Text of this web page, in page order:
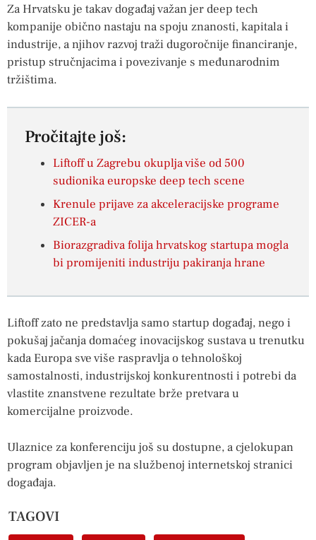
Za Hrvatsku je takav događaj važan jer deep tech
kompanije obično nastaju na spoju znanosti, kapitala i
industrije, a njihov razvoj traži dugoročnije financiranje,
pristup stručnjacima i povezivanje s međunarodnim
tržištima.
Pročitajte još:
Liftoff u Zagrebu okuplja više od 500
sudionika europske deep tech scene
Krenule prijave za akceleracijske programe
ZICER-a
Biorazgradiva folija hrvatskog startupa mogla
bi promijeniti industriju pakiranja hrane
Liftoff zato ne predstavlja samo startup događaj, nego i
pokušaj jačanja domaćeg inovacijskog sustava u trenutku
kada Europa sve više raspravlja o tehnološkoj
samostalnosti, industrijskoj konkurentnosti i potrebi da
vlastite znanstvene rezultate brže pretvara u
komercijalne proizvode.
Ulaznice za konferenciju još su dostupne, a cjelokupan
program objavljen je na službenoj internetskoj stranici
događaja.
TAGOVI